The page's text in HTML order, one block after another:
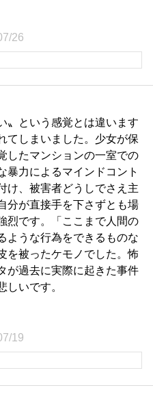
26
〟という感覚とは違います
てしまいました。少女が保
したマンションの一室での
暴力によるマインドコント
け、被害者どうしでさえ主
分が直接手を下さずとも場
烈です。「ここまで人間の
ような行為をできるものな
を被ったケモノでした。怖
が過去に実際に起きた事件
しいです。
19